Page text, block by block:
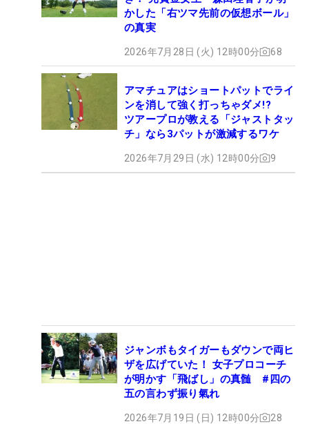
かした「右ツマ先前の仮想ボール」
の真実
2026年7月28日 (火) 12時00分 68
アマチュアはショートパットでライ
ンを消して強く打っちゃダメ!?
ツアープロが教える「ジャストタッ
チ」なら3パットが激減するワケ
2026年7月29日 (水) 12時00分 9
ジャンボもタイガーもダウンで両ヒ
ザを広げていた！ 女子プロコーチ
が明かす「飛ばし」の真髄 #四の
五の言わず振り氣れ
2026年7月19日 (日) 12時00分 28